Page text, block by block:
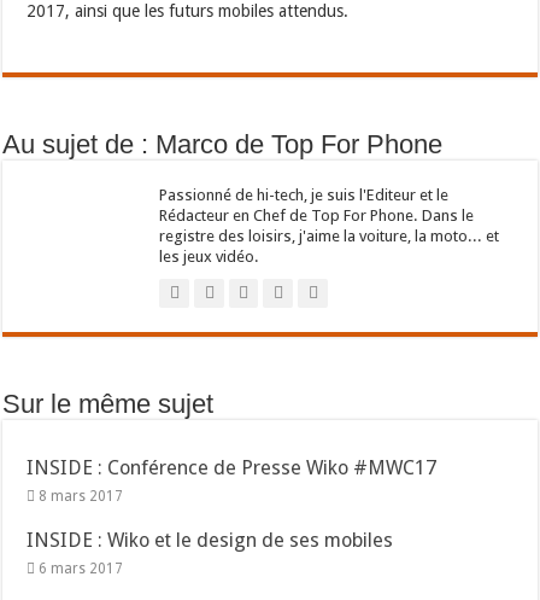
2017, ainsi que les futurs mobiles attendus.
Au sujet de : Marco de Top For Phone
Passionné de hi-tech, je suis l'Editeur et le
Rédacteur en Chef de Top For Phone. Dans le
registre des loisirs, j'aime la voiture, la moto... et
les jeux vidéo.
Sur le même sujet
INSIDE : Conférence de Presse Wiko #MWC17
8 mars 2017
INSIDE : Wiko et le design de ses mobiles
6 mars 2017